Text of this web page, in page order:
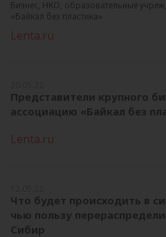
Бизнес, НКО, образовательные
«Байкал без пластика»
Lenta.ru
Представители крупного
ассоциацию «Байкал без
Lenta.ru
Что будет происходить в
чью пользу
Сибир